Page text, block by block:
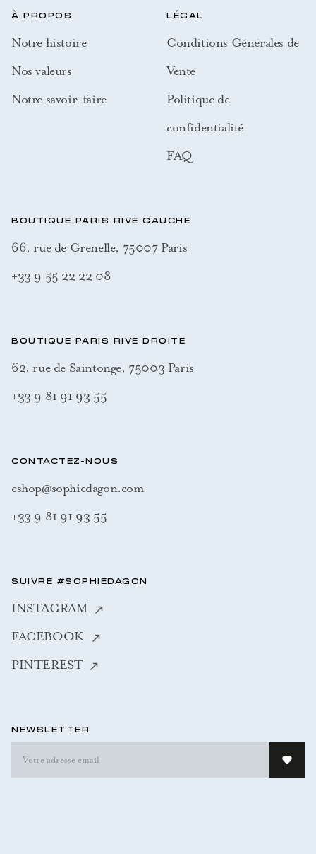
À PROPOS
Notre histoire
Nos valeurs
Notre savoir-faire
LÉGAL
Conditions Générales de
Vente
Politique de
confidentialité
FAQ
BOUTIQUE PARIS RIVE GAUCHE
66, rue de Grenelle, 75007 Paris
+33 9 55 22 22 08
BOUTIQUE PARIS RIVE DROITE
62, rue de Saintonge, 75003 Paris
+33 9 81 91 93 55
CONTACTEZ-NOUS
eshop@sophiedagon.com
+33 9 81 91 93 55
SUIVRE #SOPHIEDAGON
INSTAGRAM
FACEBOOK
PINTEREST
NEWSLETTER